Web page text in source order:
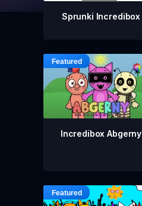
Sprunki Incredibox
Incredibox Abgerny